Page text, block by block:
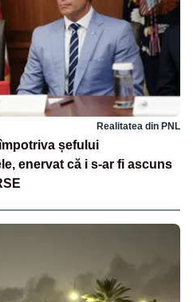
Realitatea din PNL
șefului
enervat că i s-ar fi ascuns